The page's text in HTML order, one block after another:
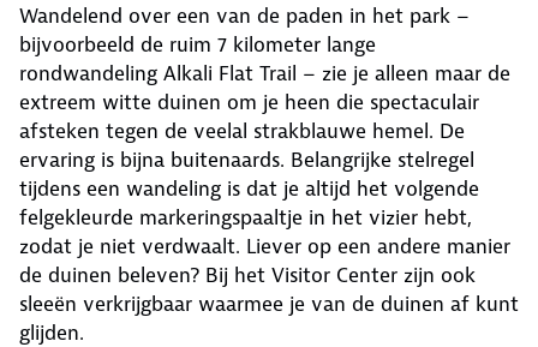
Wandelend over een van de paden in het park –
bijvoorbeeld de ruim 7 kilometer lange
rondwandeling Alkali Flat Trail – zie je alleen maar de
extreem witte duinen om je heen die spectaculair
afsteken tegen de veelal strakblauwe hemel. De
ervaring is bijna buitenaards. Belangrijke stelregel
tijdens een wandeling is dat je altijd het volgende
felgekleurde markeringspaaltje in het vizier hebt,
zodat je niet verdwaalt. Liever op een andere manier
de duinen beleven? Bij het Visitor Center zijn ook
sleeën verkrijgbaar waarmee je van de duinen af kunt
glijden.